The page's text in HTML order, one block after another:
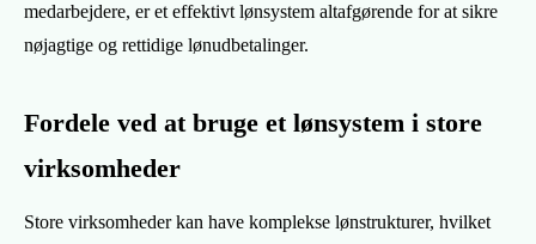
medarbejdere, er et effektivt lønsystem altafgørende for at sikre
nøjagtige og rettidige lønudbetalinger.
Fordele ved at bruge et lønsystem i store
virksomheder
Store virksomheder kan have komplekse lønstrukturer, hvilket